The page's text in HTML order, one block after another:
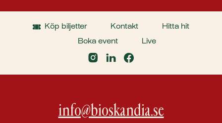
Köp biljetter Kontakt Hitta hit
Boka event Live
info@bioskandia.se